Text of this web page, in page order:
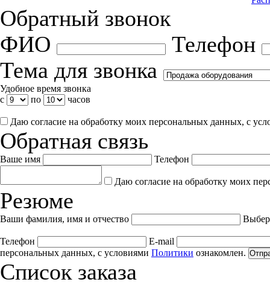
Обратный звонок
ФИО
Телефон
Тема для звонка
Удобное время звонка
с
по часов
Даю согласие на обработку моих персональных данных, с
Обратная связь
Ваше имя Телефон
Даю согласие на обработку моих
Резюме
Ваши фамилия, имя и отчество
Телефон
E-mail
персональных данных, с условиями Политики ознакомлен.
Список заказа